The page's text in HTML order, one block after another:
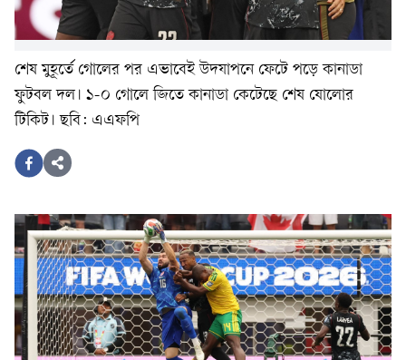
শেষ মুহূর্তে গোলের পর এভাবেই উদযাপনে ফেটে পড়ে কানাডা
ফুটবল দল। ১-০ গোলে জিতে কানাডা কেটেছে শেষ ষোলোর
টিকিট। ছবি: এএফপি